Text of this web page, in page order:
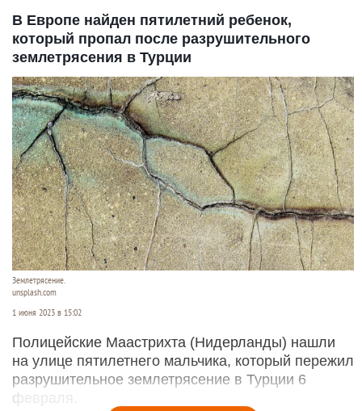
В Европе найден пятилетний ребенок,
который пропал после разрушительного
землетрясения в Турции
Землетрясение.
unsplash.com
1 июня 2023 в 15:02
Полицейские Маастрихта (Нидерланды) нашли
на улице пятилетнего мальчика, который пережил
разрушительное землетрясение в Турции 6
февраля.